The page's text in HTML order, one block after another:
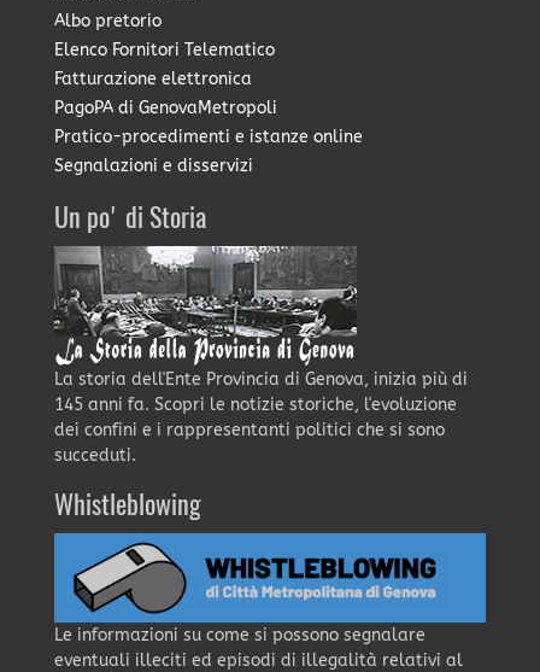
Albo pretorio
Elenco Fornitori Telematico
Fatturazione elettronica
PagoPA di GenovaMetropoli
Pratico-procedimenti e istanze online
Segnalazioni e disservizi
Un po' di Storia
La storia dell'Ente Provincia di Genova, inizia più di
145 anni fa. Scopri le notizie storiche, l'evoluzione
dei confini e i rappresentanti politici che si sono
succeduti.
Whistleblowing
Le informazioni su come si possono segnalare
eventuali illeciti ed episodi di illegalità relativi al